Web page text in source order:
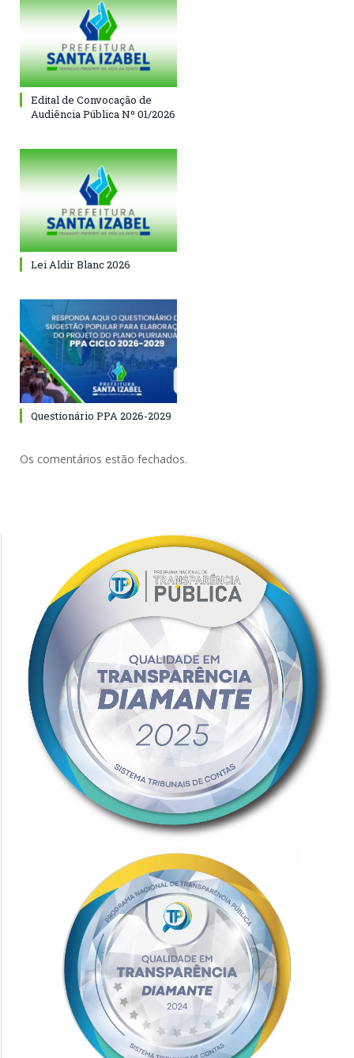
Edital de Convocação de
Audiência Pública Nº 01/2026
Lei Aldir Blanc 2026
Questionário PPA 2026-2029
Os comentários estão fechados.